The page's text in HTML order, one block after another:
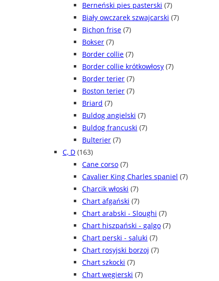
Berneński pies pasterski (7)
Biały owczarek szwajcarski (7)
Bichon frise (7)
Bokser (7)
Border collie (7)
Border collie krótkowłosy (7)
Border terier (7)
Boston terier (7)
Briard (7)
Buldog angielski (7)
Buldog francuski (7)
Bulterier (7)
C, D (163)
Cane corso (7)
Cavalier King Charles spaniel (7)
Charcik włoski (7)
Chart afgański (7)
Chart arabski - Sloughi (7)
Chart hiszpański - galgo (7)
Chart perski - saluki (7)
Chart rosyjski borzoj (7)
Chart szkocki (7)
Chart węgierski (7)